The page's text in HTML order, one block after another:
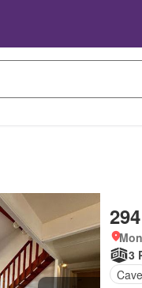
3
Cave